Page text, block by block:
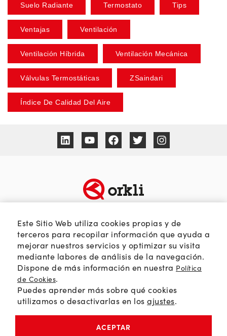
Suelo Radiante Termostato Tips
Ventajas Ventilación
Ventilación Híbrida Ventilación Mecánica
Válvulas Termostáticas ZSaindari
Índice De Calidad Del Aire
TEMÁTICAS
Calidad del aire
Passivhaus
Eficiencia y ahorro
Soluciones HVAC
Orkli Global
Comunidad profesional
SOBRE ORKLI
Quienes somos
Web Orkli
Contacto
Este Sitio Web utiliza cookies propias y de
terceros para recopilar información que ayuda a
mejorar nuestros servicios y optimizar su visita
mediante labores de análisis de la navegación.
Dispone de más información en nuestra Política
de Cookies.
Puedes aprender más sobre qué cookies
utilizamos o desactivarlas en los ajustes.
ACEPTAR